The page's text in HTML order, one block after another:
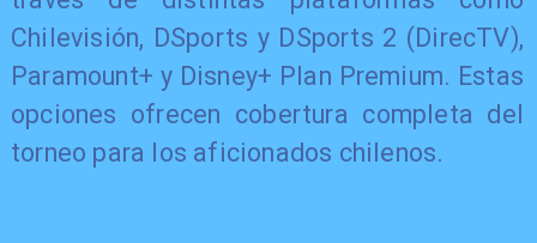
Chilevisión, DSports y DSports 2 (DirecTV),
Paramount+ y Disney+ Plan Premium. Estas
opciones ofrecen cobertura completa del
torneo para los aficionados chilenos.